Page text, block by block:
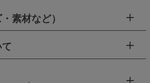
素材など）